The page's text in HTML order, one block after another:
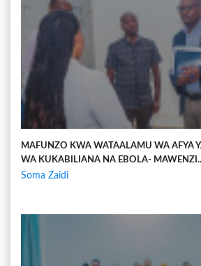
MAFUNZO KWA WATAALAMU WA AFYA
WA KUKABILIANA NA EBOLA-
Soma Zaidi